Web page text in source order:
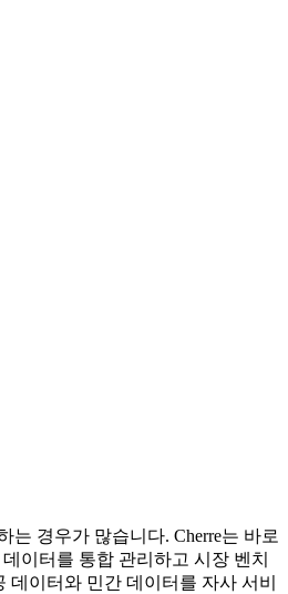
경우가 많습니다. Cherre는 바로
이터를 통합 관리하고 시장 벤치
이터와 민간 데이터를 자사 서비